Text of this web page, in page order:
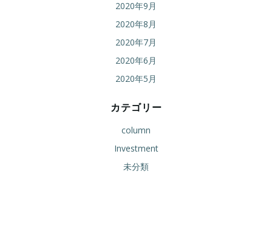
2020年9月
2020年8月
2020年7月
2020年6月
2020年5月
カテゴリー
column
Investment
未分類